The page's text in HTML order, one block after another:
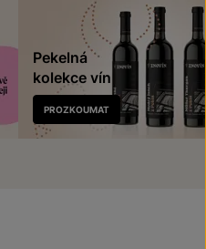
Pekelná
kolekce vín
PROZKOUMAT